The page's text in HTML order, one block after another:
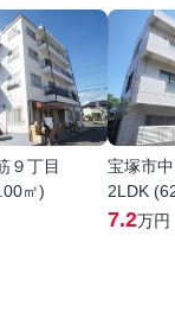
９丁目
㎡)
宝塚市
2LDK
7.2万円